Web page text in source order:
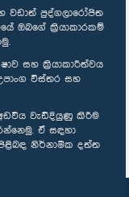
වඩාත් පුද්ගලාරෝපිත
ඔබගේ ක්‍රියාකාරකම්
සහ ක්‍රියාකාරීත්වය
විස්තර සහ
වැඩිදියුණු කිරීම
ඒ සඳහා
නිර්නාමික දත්ත